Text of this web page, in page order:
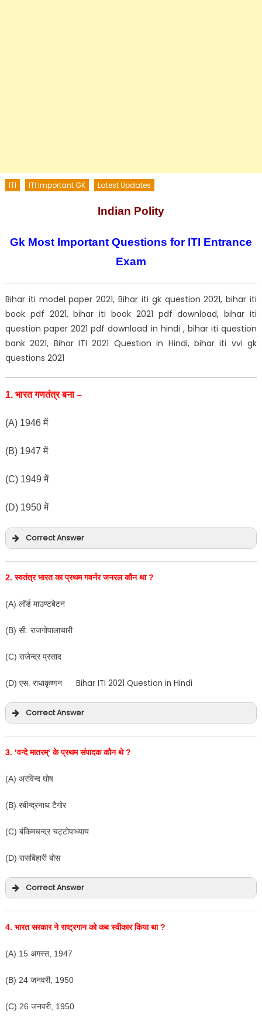
ITI ITI Important GK Latest Updates
Indian Polity
Gk Most Important Questions for ITI Entrance
Exam
Bihar iti model paper 2021, Bihar iti gk question 2021, bihar iti
book pdf 2021, bihar iti book 2021 pdf download, bihar iti
question paper 2021 pdf download in hindi , bihar iti question
bank 2021, Bihar ITI 2021 Question in Hindi, bihar iti vvi gk
questions 2021
1. भारत गणतंत्र बना –
(A) 1946 में
(B) 1947 में
(C) 1949 में
(D) 1950 में
Correct Answer
2.स्वतंत्र भारत का प्रथम गवर्नर जनरल कौन था?
(A) लॉर्ड माउण्टबेटन
(B) सी. राजगोपालाचारी
(C) राजेन्द्र प्रसाद
(D) एस. राधाकृष्णन Bihar ITI 2021 Question in Hindi
Correct Answer
3. ‘वन्दे मातरम्‘के प्रथम संपादक कौन थे?
(A) अरविन्द घोष
(B) रबीन्द्रनाथ टैगोर
(C) बंकिमचन्द्र चट्टोपाध्याय
(D) रासबिहारी बोस
Correct Answer
4. भारत सरकार ने राष्ट्रगान को कब स्वीकार किया था?
(A) 15 अगस्त, 1947
(B) 24 जनवरी, 1950
(C) 26 जनवरी, 1950